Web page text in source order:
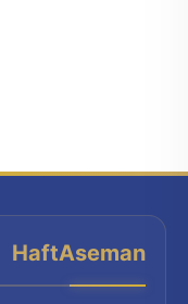
HaftAseman